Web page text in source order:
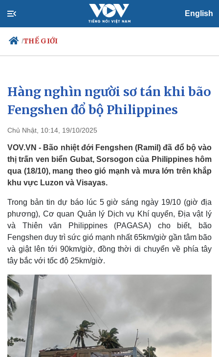
English
/THẾ GIỚI
Chính trị
Đảng
Tổ chức nhân sự
Nhận diện sự thật
Xã hội
Tin 24h
Dự báo thời tiết
Việc làm
Biển đảo
Hàng nghìn người sơ tán khi bão
Fengshen đổ bộ Philippines
Chủ Nhật, 10:14, 19/10/2025
VOV.VN - Bão nhiệt đới Fengshen (Ramil) đã đổ bộ vào
thị trấn ven biển Gubat, Sorsogon của Philippines hôm
qua (18/10), mang theo gió mạnh và mưa lớn trên khắp
khu vực Luzon và Visayas.
Trong bản tin dự báo lúc 5 giờ sáng ngày 19/10 (giờ địa
phương), Cơ quan Quản lý Dịch vụ Khí quyển, Địa vật lý
và Thiên văn Philippines (PAGASA) cho biết, bão
Fengshen duy trì sức gió mạnh nhất 65km/giờ gần tâm bão
và giật lên tới 90km/giờ, đồng thời di chuyển về phía tây
tây bắc với tốc độ 25km/giờ.